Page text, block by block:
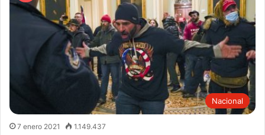
Nacional
7 enero 2021 1.149.437